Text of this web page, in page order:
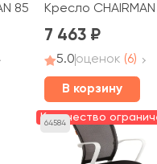
850 Кресло CHAIRMAN
7 463
5.0оценок (6)
В корзину
64584
Количество